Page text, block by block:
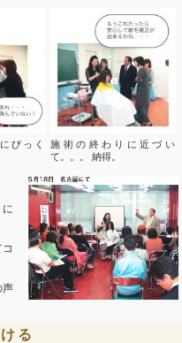
びっく
施術の終わりに近づい
て。。。 納得。
声
る